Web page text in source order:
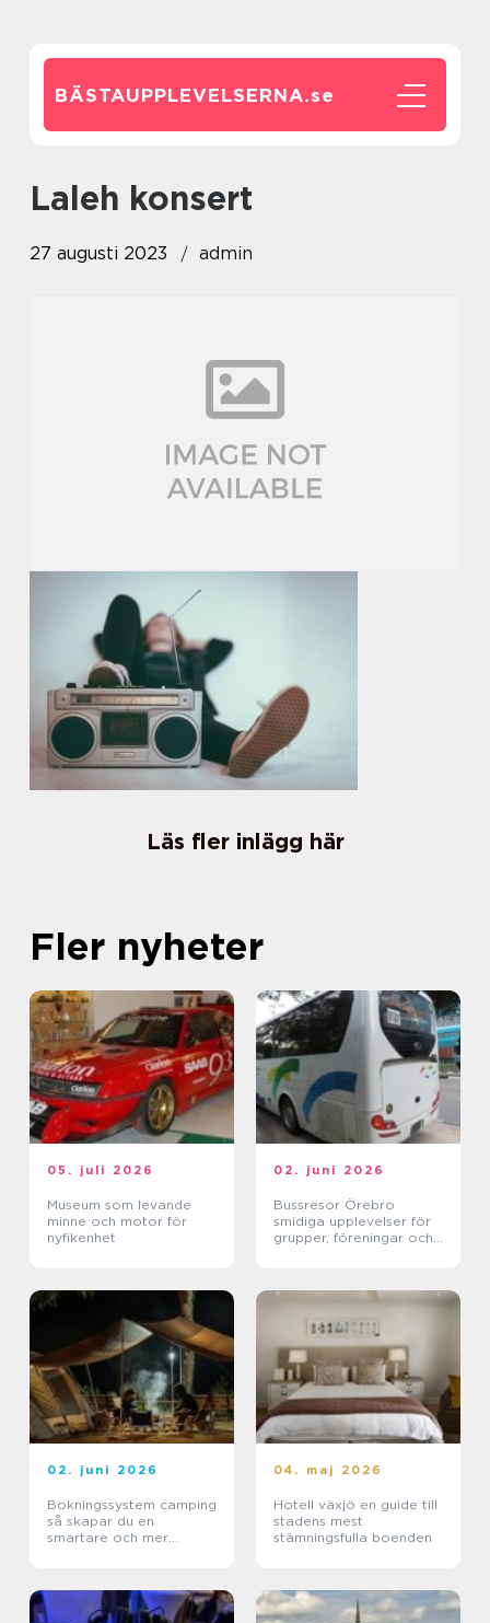
BÄSTAUPPLEVELSERNA.se
laleh konsert
27 augusti 2023 admin
Läs fler inlägg här
Fler nyheter
05. juli 2026
Museum som levande
minne och motor för
nyfikenhet
02. juni 2026
Bussresor Örebro
smidiga upplevelser för
grupper, föreningar och
02. juni 2026
Bokningssystem camping
så skapar du en
smartare och mer
04. maj 2026
Hotell växjö en guide till
stadens mest
stämningsfulla boenden